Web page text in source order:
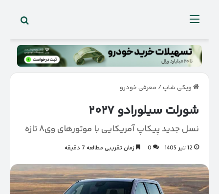
منو
ویکی شاپ/ معرفی خودرو
شورلت سیلورادو ۲۰۲۷
نسل جدید پیکاپ آمریکایی با موتورهای وی۸ تازه
12 تیر 1405 0 زمان تقریبی مطالعه 7 دقیقه